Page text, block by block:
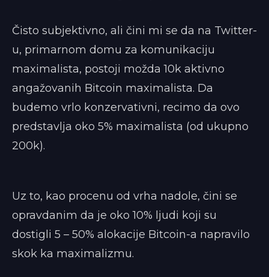
Čisto subjektivno, ali čini mi se da na Twitter-
u, primarnom domu za komunikaciju
maximalista, postoji možda 10k aktivno
angažovanih Bitcoin maximalista. Da
budemo vrlo konzervativni, recimo da ovo
predstavlja oko 5% maximalista (od ukupno
200k).
Uz to, kao procenu od vrha nadole, čini se
opravdanim da je oko 10% ljudi koji su
dostigli 5 – 50% alokacije Bitcoin-a napravilo
skok ka maximalizmu.